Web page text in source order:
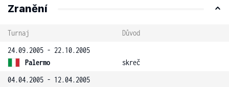
Zranění
Turnaj
Důvod
24.09.2005 - 22.10.2005
Palermo
skreč
04.04.2005 - 12.04.2005